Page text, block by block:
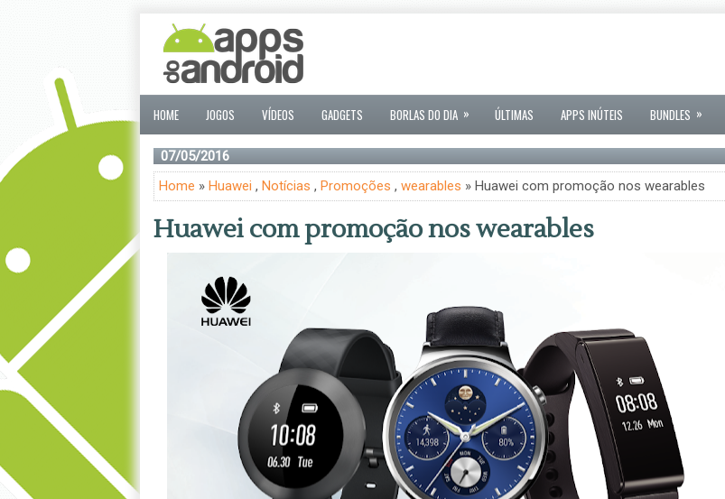
HOME JOGOS VÍDEOS GADGETS BORLAS DO DIA » ÚLTIMAS APPS INÚTEIS BUNDLES »
07/05/2016
Home » Huawei , Notícias , Promoções , wearables » Huawei com promoção nos wearables
Huawei com promoção nos wearables